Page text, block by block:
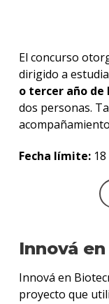
El concurso
dirigido a
o tercer año de
dos personas.
Fecha límite:18
Innová
Innová en
proyecto que